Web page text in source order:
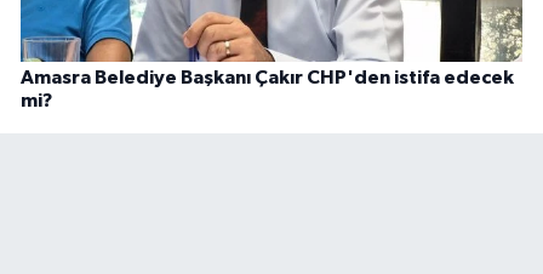
Amasra Belediye Başkanı Çakır CHP'den istifa edecek
mi?